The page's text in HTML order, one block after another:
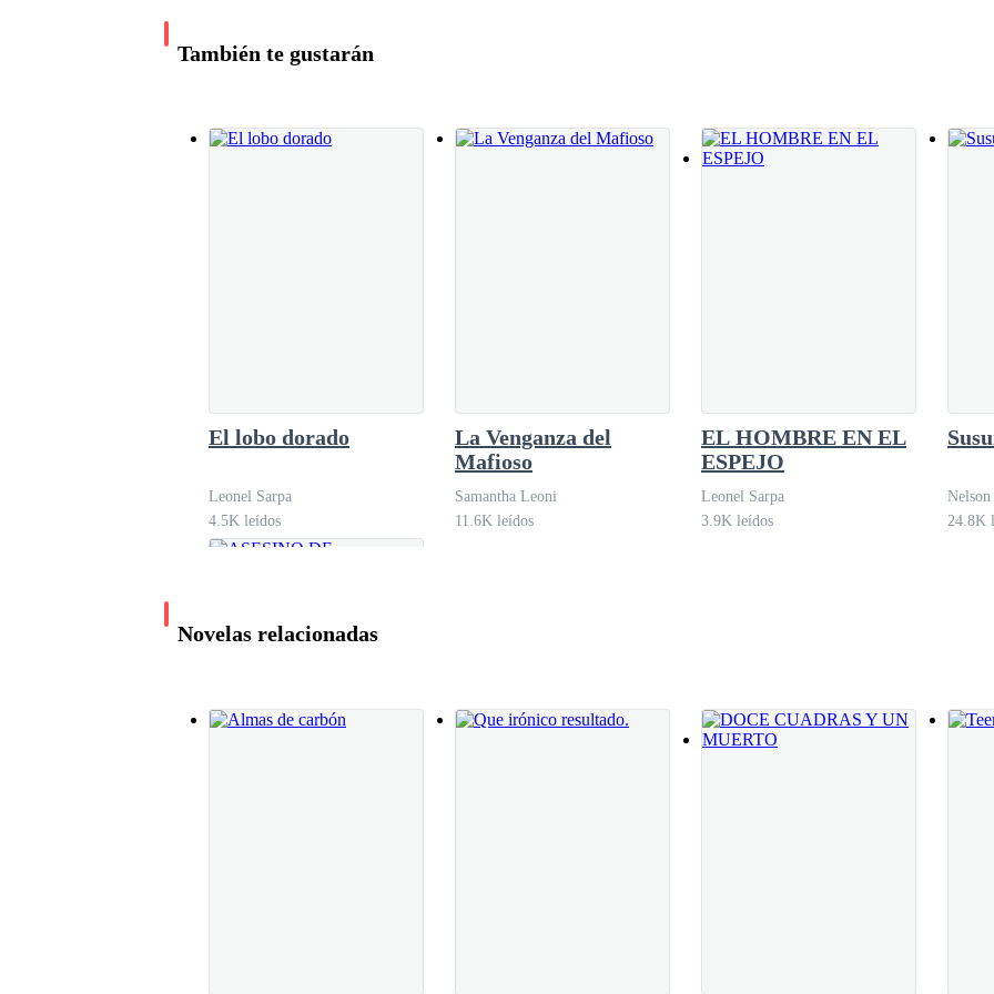
También te gustarán
El lobo dorado
Leonel Sarpa
4.5K leídos
La Venganza del
Mafioso
Samantha Leoni
11.6K leídos
EL HOMBRE EN EL
ESPEJO
Leonel Sarpa
3.9K leídos
Nelson
24.8K
Novelas relacionadas